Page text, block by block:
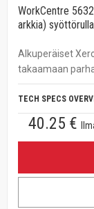
WorkCentre
arkkia)
Alkuperäiset
takaamaan
TECH SPECS
40.25 €